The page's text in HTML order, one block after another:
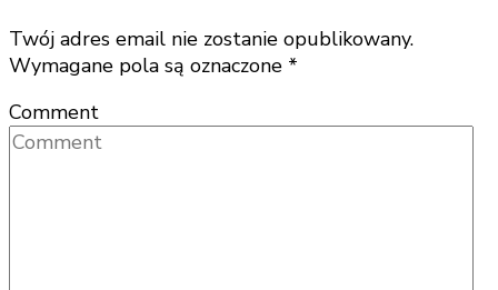
Twój adres email nie zostanie opublikowany.
Wymagane pola są oznaczone *
Comment